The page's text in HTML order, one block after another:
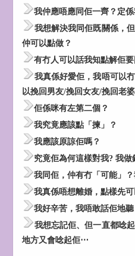
我仲應唔應同佢一齊？定
我想解決我同佢既關係，
仲可以點做？
有冇人可以話我知點解佢要
我真係好愛佢，我唔可以
以挽回男友/挽回女友/挽回老
佢係咪有左第二個？
我究竟應該點「揀」？
我應該原諒佢嗎？
究竟佢為何這樣對我? 我做
我同佢，仲有冇「可能」
我真係唔想離婚，點樣先
我好辛苦，我唔敢話佢地
我想忘記佢、但一直都唸
地方又會唸起佢⋯